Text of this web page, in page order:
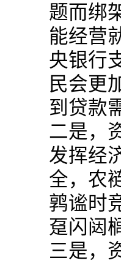
题而绑
能经营
央银行
民会更
到贷款
二是，
发挥经
全，农
鹑谧时
趸闪闼
三是，